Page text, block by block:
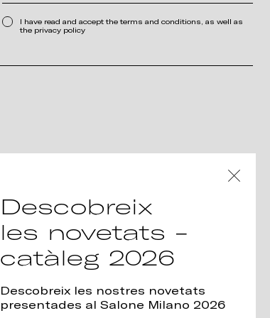
I have read and accept the terms and conditions, as well as
the privacy policy
Descobreix
les novetats -
catàleg 2026
Descobreix les nostres novetats
presentades al Salone Milano 2026